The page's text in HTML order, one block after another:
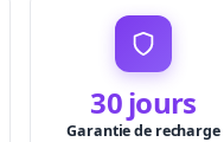
30 jours
Garantie de recharge